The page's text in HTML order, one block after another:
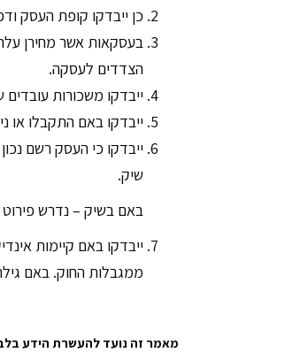
כן ייבדקו קופת העסק
הצדדים לעסקה.
ייבדקו משכורות
ייבדקו באם התקבלו או
ייבדקו כי העסק רשם
שיק.
באם בשיק – נדרש
ייבדקו באם קיימות
ממגבלות החוק. באם
מאמר זה נועד להעשרת הידע